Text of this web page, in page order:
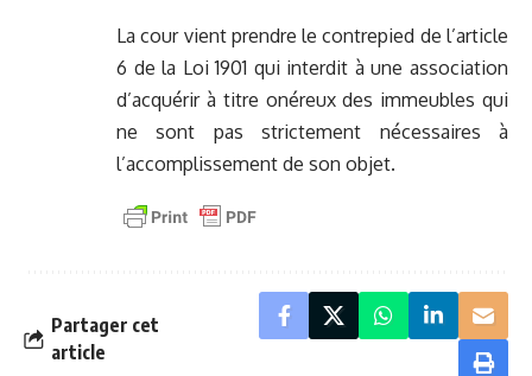
La cour vient prendre le contrepied de l’article
6 de la Loi 1901 qui interdit à une association
d’acquérir à titre onéreux des immeubles qui
ne sont pas strictement nécessaires à
l’accomplissement de son objet.
Partager cet
article